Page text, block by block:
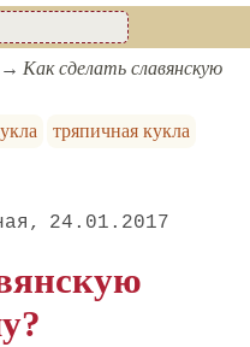
Как сделать славянскую
тряпичная кукла
24.01.2017